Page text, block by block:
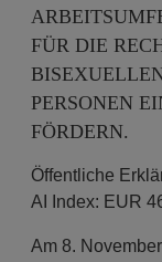
ÜR DIE
ERSONEN
ÖRDERN.
Öffentliche
AI Index: EUR
Am 8.